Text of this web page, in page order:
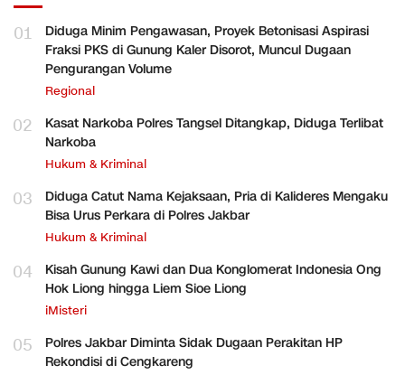
01
Diduga Minim Pengawasan, Proyek Betonisasi Aspirasi
Fraksi PKS di Gunung Kaler Disorot, Muncul Dugaan
Pengurangan Volume
Regional
02
Kasat Narkoba Polres Tangsel Ditangkap, Diduga Terlibat
Narkoba
Hukum & Kriminal
03
Diduga Catut Nama Kejaksaan, Pria di Kalideres Mengaku
Bisa Urus Perkara di Polres Jakbar
Hukum & Kriminal
04
Kisah Gunung Kawi dan Dua Konglomerat Indonesia Ong
Hok Liong hingga Liem Sioe Liong
iMisteri
05
Polres Jakbar Diminta Sidak Dugaan Perakitan HP
Rekondisi di Cengkareng